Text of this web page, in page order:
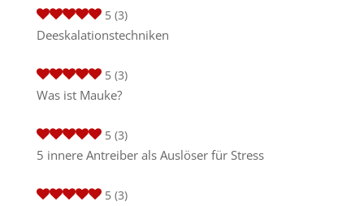
5 (3)
Deeskalationstechniken
5 (3)
Was ist Mauke?
5 (3)
5 innere Antreiber als Auslöser für Stress
5 (3)